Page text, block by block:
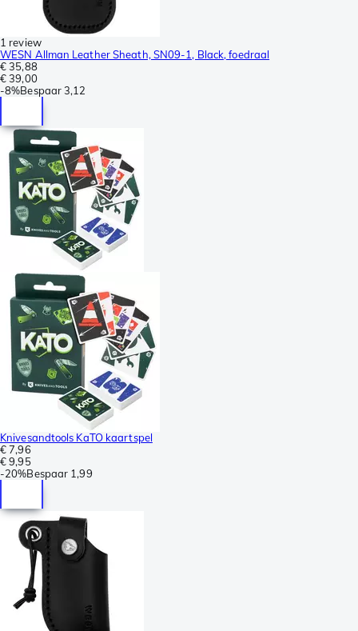
1 review
WESN Allman Leather Sheath, SN09-1, Black, foedraal
€ 35,88
€ 39,00
-8%Bespaar3,12
Knivesandtools KaTO kaartspel
€ 7,96
€ 9,95
-20%Bespaar 1,99